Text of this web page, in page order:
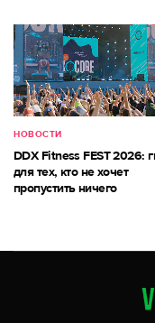
НОВОСТИ
DDX Fitness FEST 2026:
для тех, кто не хочет
пропустить ничего